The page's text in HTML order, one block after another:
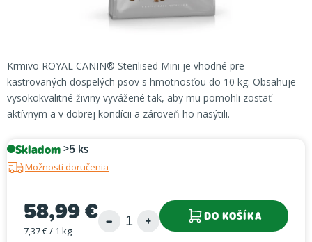
Krmivo ROYAL CANIN® Sterilised Mini je vhodné pre
kastrovaných dospelých psov s hmotnosťou do 10 kg. Obsahuje
vysokokvalitné živiny vyvážené tak, aby mu pomohli zostať
aktívnym a v dobrej kondícii a zároveň ho nasýtili.
Skladom>5 ks
Možnosti doručenia
58,99 €
Jednotková cena:
7,37 € / 1 kg
DO KOŠÍKA